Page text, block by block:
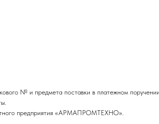
№ и предмета поставки в платежном поручении.
предприятия «АРМАПРОМТЕХНО».